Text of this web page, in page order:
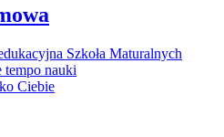
Szkoła Maturalnych
tempo nauki
Ciebie